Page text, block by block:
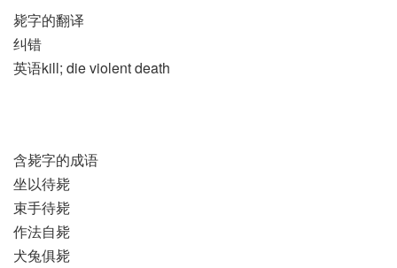
毙字的翻译
纠错
英语kill; die violent death
含毙字的成语
坐以待毙
束手待毙
作法自毙
犬兔俱毙